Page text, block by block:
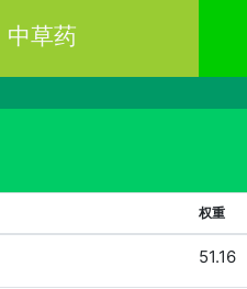
中草药
权重
51.16